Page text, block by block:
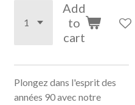
Add
to
cart
Plongez dans l'esprit des
années 90 avec notre